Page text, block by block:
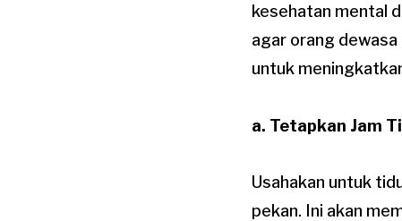
kesehatan mental
agar orang
untuk
a. Tetapkan Jam
Usahakan untuk
pekan. Ini akan